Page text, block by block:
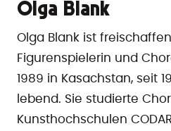
Olga Blank
Olga Blank ist
Figurenspielerin und
1989 in Kasachstan, seit
lebend. Sie studierte
Kunsthochschulen